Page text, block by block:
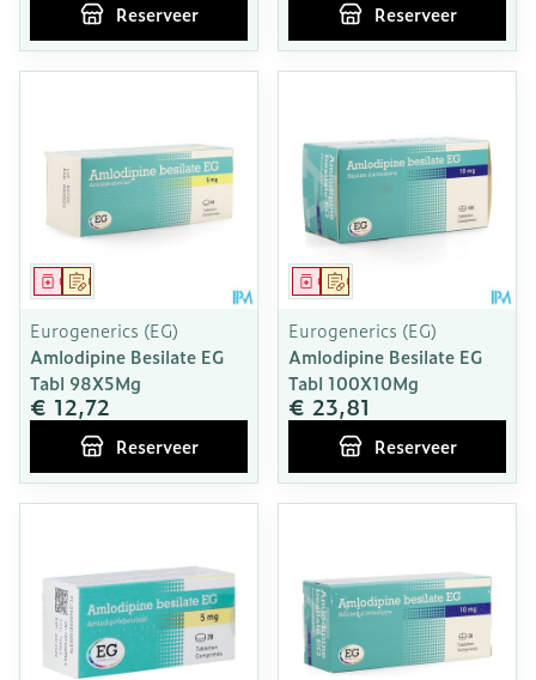
Reserveer Reserveer
Op voorschrift
Geneesmiddel
Eurogenerics (EG)
Amlodipine Besilate EG
Tabl 98X5Mg
€ 12,72
Reserveer
Op voorschrift
Geneesmiddel
Eurogenerics (EG)
Amlodipine Besilate EG
Tabl 100X10Mg
€ 23,81
Reserveer